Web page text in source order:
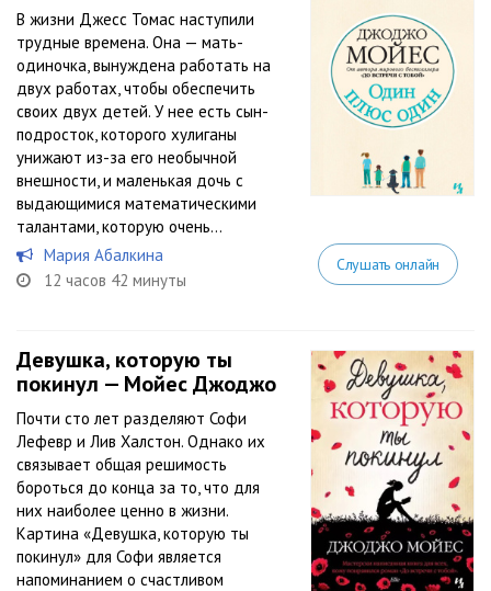
В жизни Джесс Томас наступили
трудные времена. Она — мать-
одиночка, вынуждена работать на
двух работах, чтобы обеспечить
своих двух детей. У нее есть сын-
подросток, которого хулиганы
унижают из-за его необычной
внешности, и маленькая дочь с
выдающимися математическими
талантами, которую очень...
Мария Абалкина
12 часов 42 минуты
Слушать онлайн
Девушка, которую ты
покинул — Мойес Джоджо
Почти сто лет разделяют Софи
Лефевр и Лив Халстон. Однако их
связывает общая решимость
бороться до конца за то, что для
них наиболее ценно в жизни.
Картина «Девушка, которую ты
покинул» для Софи является
напоминанием о счастливом